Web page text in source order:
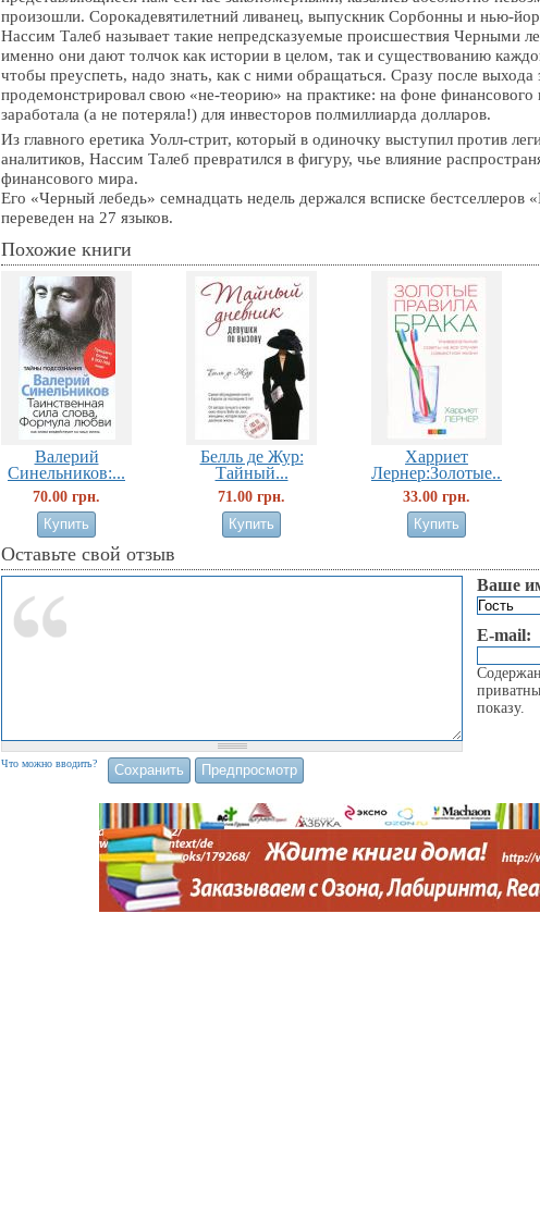
произошли. Сорокадевятилетний ливанец, выпускник Сорбонны и нью-
Нассим Талеб называет такие непредсказуемые происшествия Черными
именно они дают толчок как истории в целом, так и существованию
чтобы преуспеть, надо знать, как с ними обращаться. Сразу после выхода
продемонстрировал свою «не-теорию» на практике: на фоне финансового
заработала (а не потеряла!) для инвесторов полмиллиарда долларов.
Из главного еретика Уолл-стрит, который в одиночку выступил против
аналитиков, Нассим Талеб превратился в фигуру, чье влияние
финансового мира.
Его «Черный лебедь» семнадцать недель держался всписке бестселлеров
переведен на 27 языков.
Похожие книги
Валерий
Синельников:...
70.00 грн.
Белль де Жур:
Тайный...
71.00 грн.
Харриет
Лернер:Золотые...
33.00 грн.
Оставьте свой отзыв
Ваше
E-mail:
показу.
Что можно вводить?